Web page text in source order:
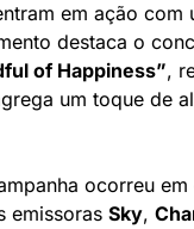
em ação com
destaca o
of Happiness”,
um toque de
ocorreu em
emissoras Sky,